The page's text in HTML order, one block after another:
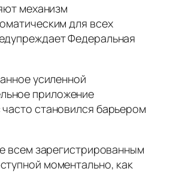
механизм
для всех
Федеральная
усиленной
приложение
становился барьером
всем зарегистрированным
моментально, как